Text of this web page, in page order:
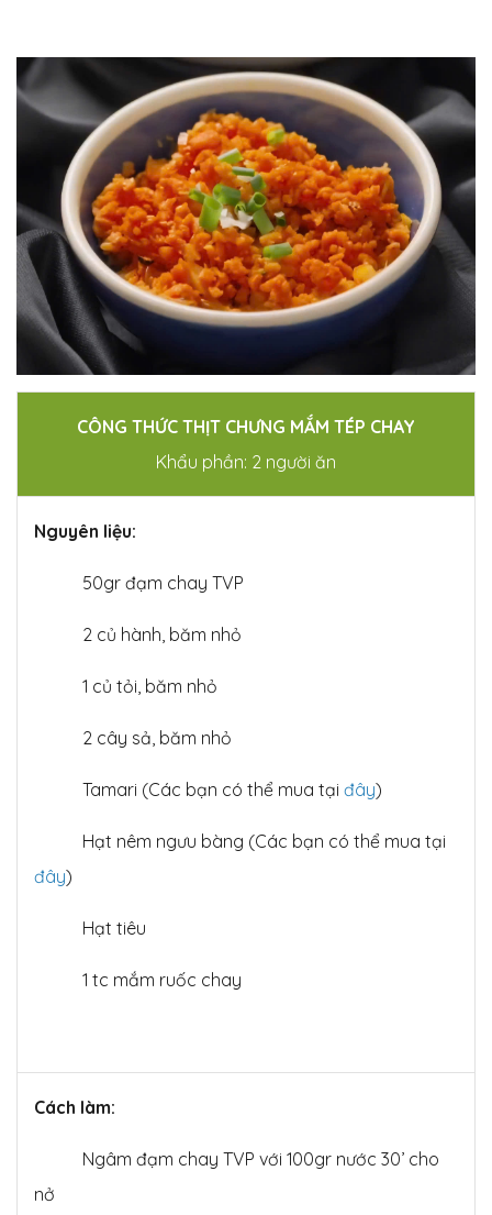
CÔNG THỨC THỊT CHƯNG MẮM TÉP CHAY
Khẩu phần: 2 người ăn
Nguyên liệu:
50gr đạm chay TVP
2 củ hành, băm nhỏ
1 củ tỏi, băm nhỏ
2 cây sả, băm nhỏ
Tamari (Các bạn có thể mua tại đây)
Hạt nêm ngưu bàng (Các bạn có thể mua tại
đây)
Hạt tiêu
1 tc mắm ruốc chay
Cách làm:
Ngâm đạm chay TVP với 100gr nước 30’ cho
nở